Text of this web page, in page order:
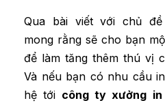
Qua bài viết với chủ đề
mong rằng sẽ cho bạn
để làm tăng thêm thú vị
Và nếu bạn có nhu cầu
hệ tới công ty xưởng in